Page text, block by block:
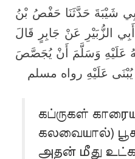
أَبِي شَيْبَةَ حَدَّثَنَا حَفْصُ بْنُ
الزُّبَيْرِ عَنْ جَابِرٍ قَالَ
عَلَيْهِ وَسَلَّمَ أَنْ يُجَصَّصَ
يُبْنَى عَلَيْهِ رواه مسلم
கப்ருகள்
கலவையால்)
அதன் மீது